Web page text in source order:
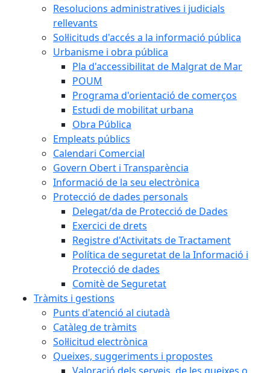
Resolucions administratives i judicials
rellevants
Sol·licituds d'accés a la informació pública
Urbanisme i obra pública
Pla d'accessibilitat de Malgrat de Mar
POUM
Programa d'orientació de comerços
Estudi de mobilitat urbana
Obra Pública
Empleats públics
Calendari Comercial
Govern Obert i Transparència
Informació de la seu electrònica
Protecció de dades personals
Delegat/da de Protecció de Dades
Exercici de drets
Registre d'Activitats de Tractament
Política de seguretat de la Informació i
Protecció de dades
Comitè de Seguretat
Tràmits i gestions
Punts d'atenció al ciutadà
Catàleg de tràmits
Sol·licitud electrònica
Queixes, suggeriments i propostes